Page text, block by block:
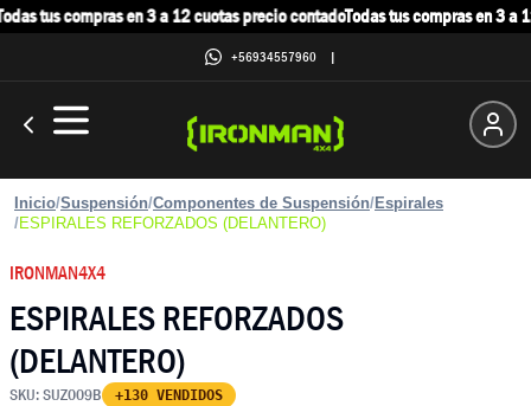
tus compras en 3 a 12 cuotas precio contadoTodas tus compras en 3 a
+56934557960 |
Inicio/Suspensión/Componentes de Suspensión/Espirales
/ESPIRALES REFORZADOS (DELANTERO)
IRONMAN4X4
ESPIRALES REFORZADOS
(DELANTERO)
SKU:SUZ009B +130 VENDIDOS